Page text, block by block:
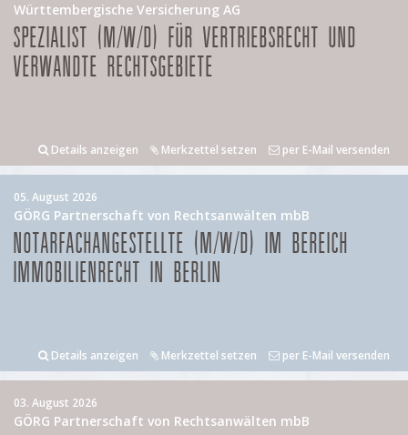
Württembergische Versicherung AG
SPEZIALIST (M/W/D) FÜR VERTRIEBSRECHT UND
VERWANDTE RECHTSGEBIETE
Details anzeigen Merkzettel setzen per E-Mail versenden
05. August 2026
GÖRG Partnerschaft von Rechtsanwälten mbB
NOTARFACHANGESTELLTE (M/W/D) IM BEREICH
IMMOBILIENRECHT IN BERLIN
Details anzeigen Merkzettel setzen per E-Mail versenden
03. August 2026
GÖRG Partnerschaft von Rechtsanwälten mbB